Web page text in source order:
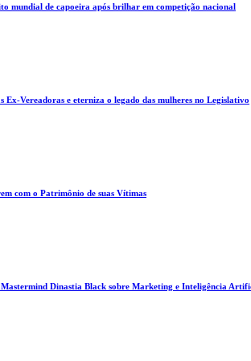
mundial de capoeira após brilhar em competição nacional
Vereadoras e eterniza o legado das mulheres no Legislativo
com o Patrimônio de suas Vítimas
Dinastia Black sobre Marketing e Inteligência